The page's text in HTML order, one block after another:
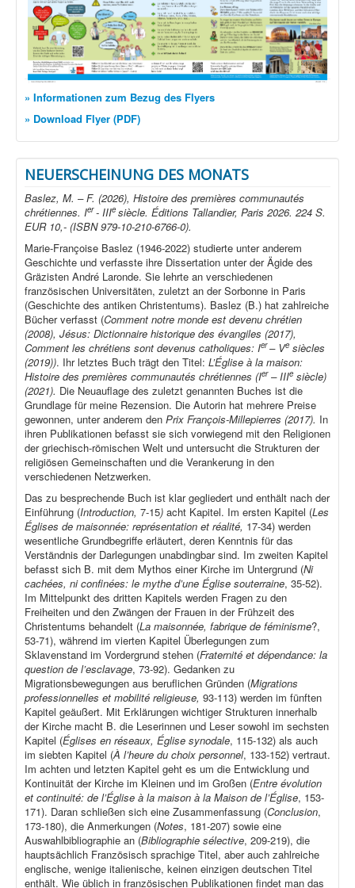
» Informationen zum Bezug des Flyers
» Download Flyer (PDF)
NEUERSCHEINUNG DES MONATS
Baslez, M. – F. (2026), Histoire des premières communautés
chrétiennes. Ier- IIIe siècle. Éditions Tallandier, Paris 2026. 224 S.
EUR 10,- (ISBN 979-10-210-6766-0).
Marie-Françoise Baslez (1946-2022) studierte unter anderem
Geschichte und verfasste ihre Dissertation unter der Ägide des
Gräzisten André Laronde. Sie lehrte an verschiedenen
französischen Universitäten, zuletzt an der Sorbonne in Paris
(Geschichte des antiken Christentums). Baslez (B.) hat zahlreiche
Bücher verfasst (Comment notre monde est devenu chrétien
(2008), Jésus: Dictionnaire historique des évangiles (2017),
Comment les chrétiens sont devenus catholiques: Ier– Ve siècles
(2019)). Ihr letztes Buch trägt den Titel: L’Église à la maison:
Histoire des premières communautés chrétiennes (Ier– IIIe siècle)
(2021). Die Neuauflage des zuletzt genannten Buches ist die
Grundlage für meine Rezension. Die Autorin hat mehrere Preise
gewonnen, unter anderem den Prix François-Millepierres (2017). In
ihren Publikationen befasst sie sich vorwiegend mit den Religionen
der griechisch-römischen Welt und untersucht die Strukturen der
religiösen Gemeinschaften und die Verankerung in den
verschiedenen Netzwerken.
Das zu besprechende Buch ist klar gegliedert und enthält nach der
Einführung (Introduction, 7-15) acht Kapitel. Im ersten Kapitel (Les
Églises de maisonnée: représentation et réalité, 17-34) werden
wesentliche Grundbegriffe erläutert, deren Kenntnis für das
Verständnis der Darlegungen unabdingbar sind. Im zweiten Kapitel
befasst sich B. mit dem Mythos einer Kirche im Untergrund (Ni
cachées, ni confinées: le mythe d’une Église souterraine, 35-52).
Im Mittelpunkt des dritten Kapitels werden Fragen zu den
Freiheiten und den Zwängen der Frauen in der Frühzeit des
Christentums behandelt (La maisonnée, fabrique de féminisme?,
53-71), während im vierten Kapitel Überlegungen zum
Sklavenstand im Vordergrund stehen (Fraternité et dépendance: la
question de l’esclavage, 73-92). Gedanken zu
Migrationsbewegungen aus beruflichen Gründen (Migrations
professionnelles et mobilité religieuse, 93-113) werden im fünften
Kapitel geäußert. Mit Erklärungen wichtiger Strukturen innerhalb
der Kirche macht B. die Leserinnen und Leser sowohl im sechsten
Kapitel (Églises en réseaux, Église synodale, 115-132) als auch
im siebten Kapitel (À l’heure du choix personnel, 133-152) vertraut.
Im achten und letzten Kapitel geht es um die Entwicklung und
Kontinuität der Kirche im Kleinen und im Großen (Entre évolution
et continuité: de l’Église à la maison à la Maison de l’Église, 153-
171). Daran schließen sich eine Zusammenfassung (Conclusion,
173-180), die Anmerkungen (Notes, 181-207) sowie eine
Auswahlbibliographie an (Bibliographie sélective, 209-219), die
hauptsächlich Französisch sprachige Titel, aber auch zahlreiche
englische, wenige italienische, keinen einzigen deutschen Titel
enthält. Wie üblich in französischen Publikationen findet man das